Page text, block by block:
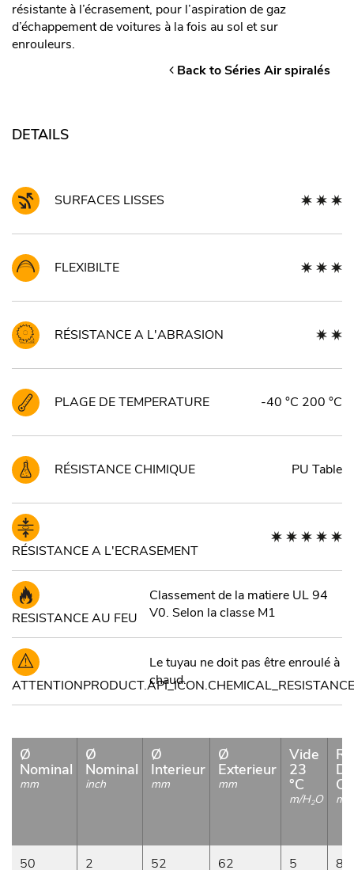
résistante à l’écrasement, pour l’aspiration de gaz
d’échappement de voitures à la fois au sol et sur
enrouleurs.
Back to Séries Air spiralés
DETAILS
SURFACES LISSES
FLEXIBILTE
RÉSISTANCE A L'ABRASION
PLAGE DE TEMPERATURE -40 °C 200 °C
RÉSISTANCE CHIMIQUE PU Table
RÉSISTANCE A L'ECRASEMENT
RESISTANCE AU FEU
Classement de la matiere UL 94
V0. Selon la classe M1
Le tuyau ne doit pas être enroulé à
chaud.
Ø
Nominal
mm
Ø
Nominal
inch
Ø
Interieur
mm
Ø
Exterieur
mm
Vide
23
°C
m/H2O
De
mm
50 2 52 62 5 80